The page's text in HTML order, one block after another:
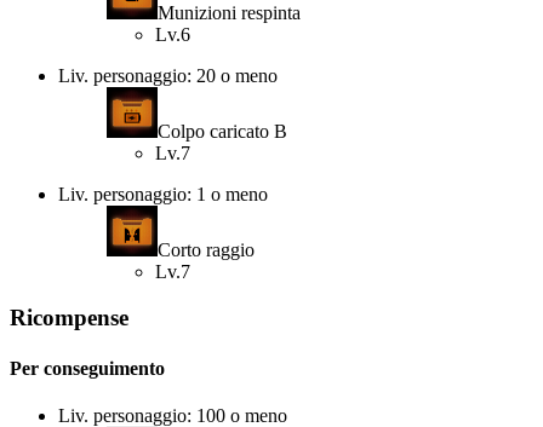
Munizioni respinta
Lv.6
Liv. personaggio: 20 o meno
Colpo caricato B
Lv.7
Liv. personaggio: 1 o meno
Corto raggio
Lv.7
Ricompense
Per conseguimento
Liv. personaggio: 100 o meno